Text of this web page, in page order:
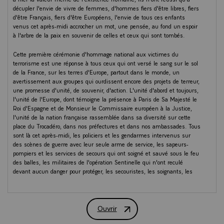
décupler l'envie de vivre de femmes, d'hommes fiers d'être libres, fiers
d'être Français, fiers d'être Européens, l'envie de tous ces enfants
venus cet après-midi accrocher un mot, une pensée, au fond un espoir
à l'arbre de la paix en souvenir de celles et ceux qui sont tombés.
Cette première cérémonie d'hommage national aux victimes du
terrorisme est une réponse à tous ceux qui ont versé le sang sur le sol
de la France, sur les terres d'Europe, partout dans le monde, un
avertissement aux groupes qui ourdissent encore des projets de terreur,
une promesse d'unité, de souvenir, d'action. L'unité d'abord et toujours,
l'unité de l'Europe, dont témoigne la présence à Paris de Sa Majesté le
Roi d'Espagne et de Monsieur le Commissaire européen à la Justice,
l'unité de la nation française rassemblée dans sa diversité sur cette
place du Trocadéro, dans nos préfectures et dans nos ambassades. Tous
sont là cet après-midi, les policiers et les gendarmes intervenus sur
des scènes de guerre avec leur seule arme de service, les sapeurs-
pompiers et les services de secours qui ont soigné et sauvé sous le feu
des balles, les militaires de l'opération Sentinelle qui n'ont reculé
devant aucun danger pour protéger, les secouristes, les soignants, les
pour seule arme la loi et le droit. Tous. Tous sont là pour dire : s'il le
fallait, qu'ils recommenceraient. Tous. Et à côté d'eux, tous les élus, la
maire de Paris et tous les maires de France qui ont eu à vivre ces
Ouvrir
DISCOURS DU PRESIDENT DE LA